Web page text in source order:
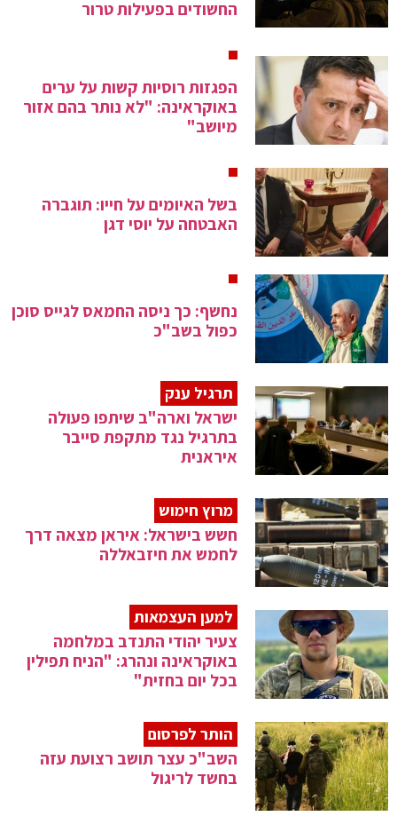
החשודים בפעילות טרור
הפגזות רוסיות קשות על ערים
באוקראינה: "לא נותר בהם אזור
מיושב"
בשל האיומים על חייו: תוגברה
האבטחה על יוסי דגן
נחשף: כך ניסה החמאס לגייס סוכן
כפול בשב"כ
תרגיל ענק
ישראל וארה"ב שיתפו פעולה
בתרגיל נגד מתקפת סייבר
איראנית
מרוץ חימוש
חשש בישראל: איראן מצאה דרך
לחמש את חיזבאללה
למען העצמאות
צעיר יהודי התנדב במלחמה
באוקראינה ונהרג: "הניח תפילין
בכל יום בחזית"
הותר לפרסום
השב"כ עצר תושב רצועת עזה
בחשד לריגול